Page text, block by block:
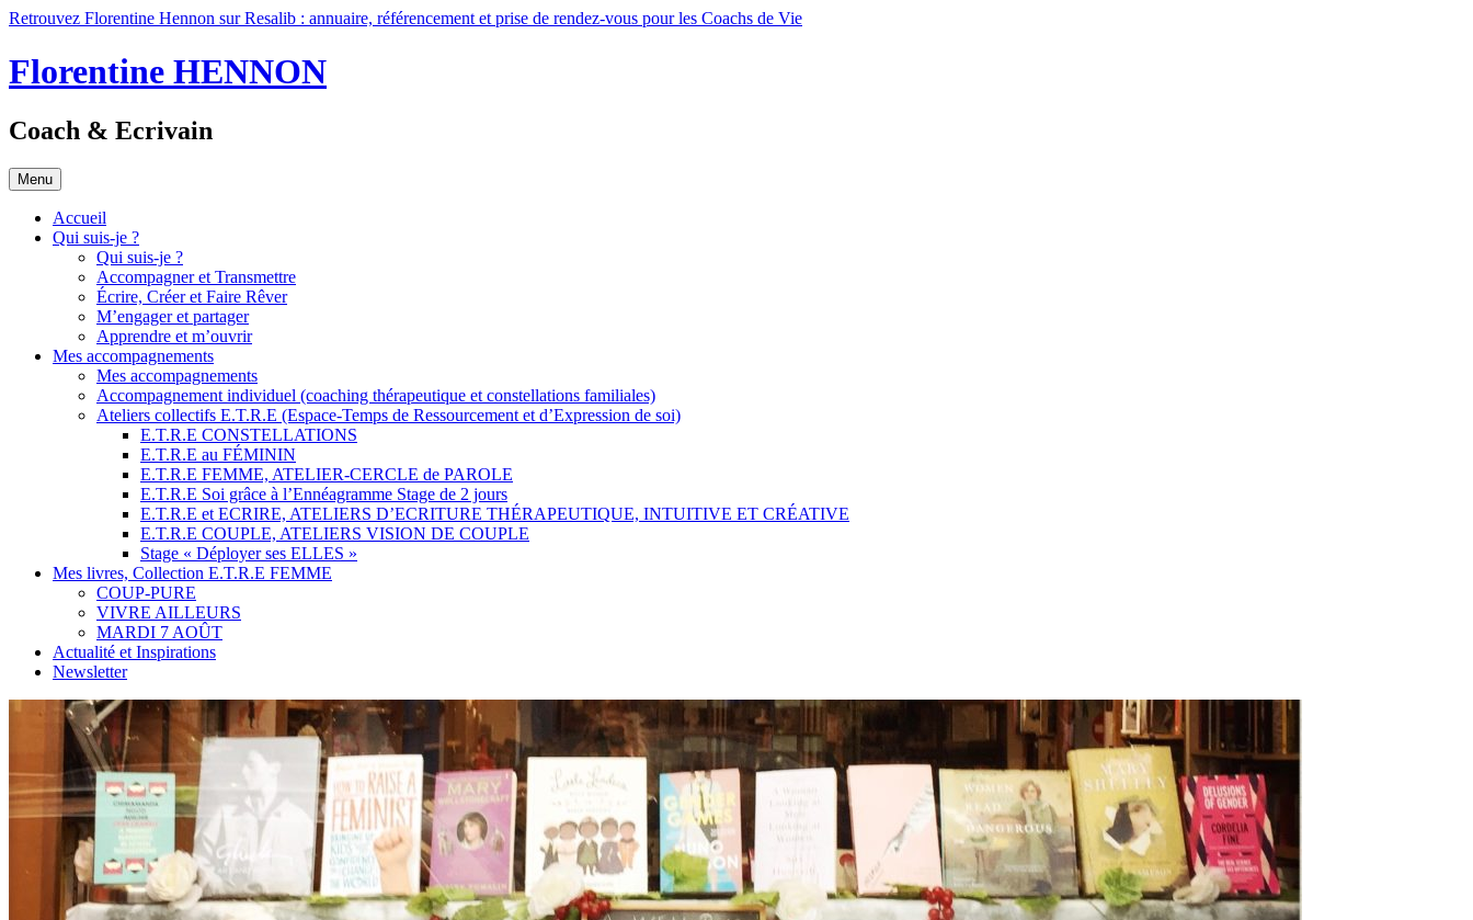
Retrouvez Florentine Hennon sur Resalib : annuaire, référencement et prise de rendez-vous pour les Coachs de Vie
Aller
au
principal
Florentine HENNON
Coach & Ecrivain
Menu
Accueil
Qui suis-je ?
Qui suis-je ?
Accompagner et Transmettre
Écrire, Créer et Faire Rêver
M’engager et partager
Apprendre et m’ouvrir
Mes accompagnements
Mes accompagnements
Accompagnement individuel (coaching thérapeutique et constellations familiales)
Ateliers collectifs E.T.R.E (Espace-Temps de Ressourcement et d’Expression de soi)
E.T.R.E CONSTELLATIONS
E.T.R.E au FÉMININ
E.T.R.E FEMME, ATELIER-CERCLE de PAROLE
E.T.R.E Soi grâce à l’Ennéagramme Stage de 2 jours
E.T.R.E et ECRIRE, ATELIERS D’ECRITURE THÉRAPEUTIQUE, INTUITIVE ET CRÉATIVE
E.T.R.E COUPLE, ATELIERS VISION DE COUPLE
Stage « Déployer ses ELLES »
Mes livres, Collection E.T.R.E FEMME
COUP-PURE
VIVRE AILLEURS
MARDI 7 AOÛT
Actualité et Inspirations
Newsletter